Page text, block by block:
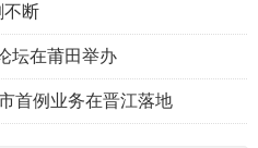
不断
坛在莆田举办
首例业务在晋江落地